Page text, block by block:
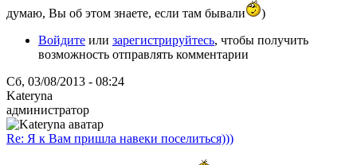
думаю, Вы об этом знаете, если там бывали
)
Войдите или зарегистрируйтесь, чтобы получить
возможность отправлять комментарии
Сб, 03/08/2013 - 08:24
Kateryna
администратор
Re: Я к Вам пришла навеки поселиться)))